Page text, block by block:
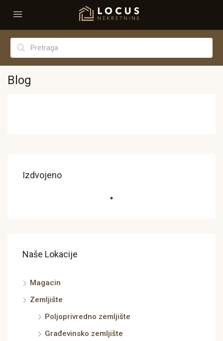
Blog
Izdvojeno
Naše Lokacije
Magacin
Zemljište
Poljoprivredno zemljište
Građevinsko zemljište